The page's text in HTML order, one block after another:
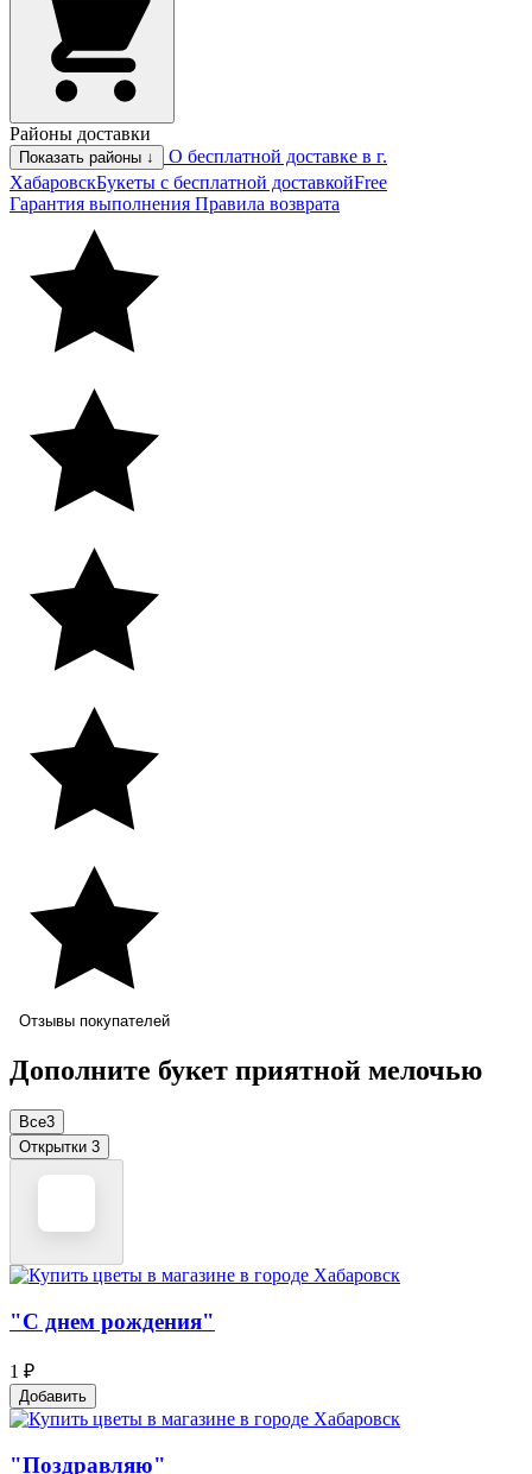
Районы доставки
Показать районы ↓
О бесплатной доставке в г.
ХабаровскБукеты с бесплатной доставкойFree
Гарантия выполнения Правила возврата
Отзывы покупателей
Дополните букет приятной мелочью
Все3
Открытки 3
"С днем рождения"
1 ₽
Добавить
"Поздравляю"